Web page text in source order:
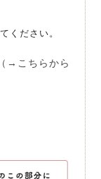
ください。
→こちらから